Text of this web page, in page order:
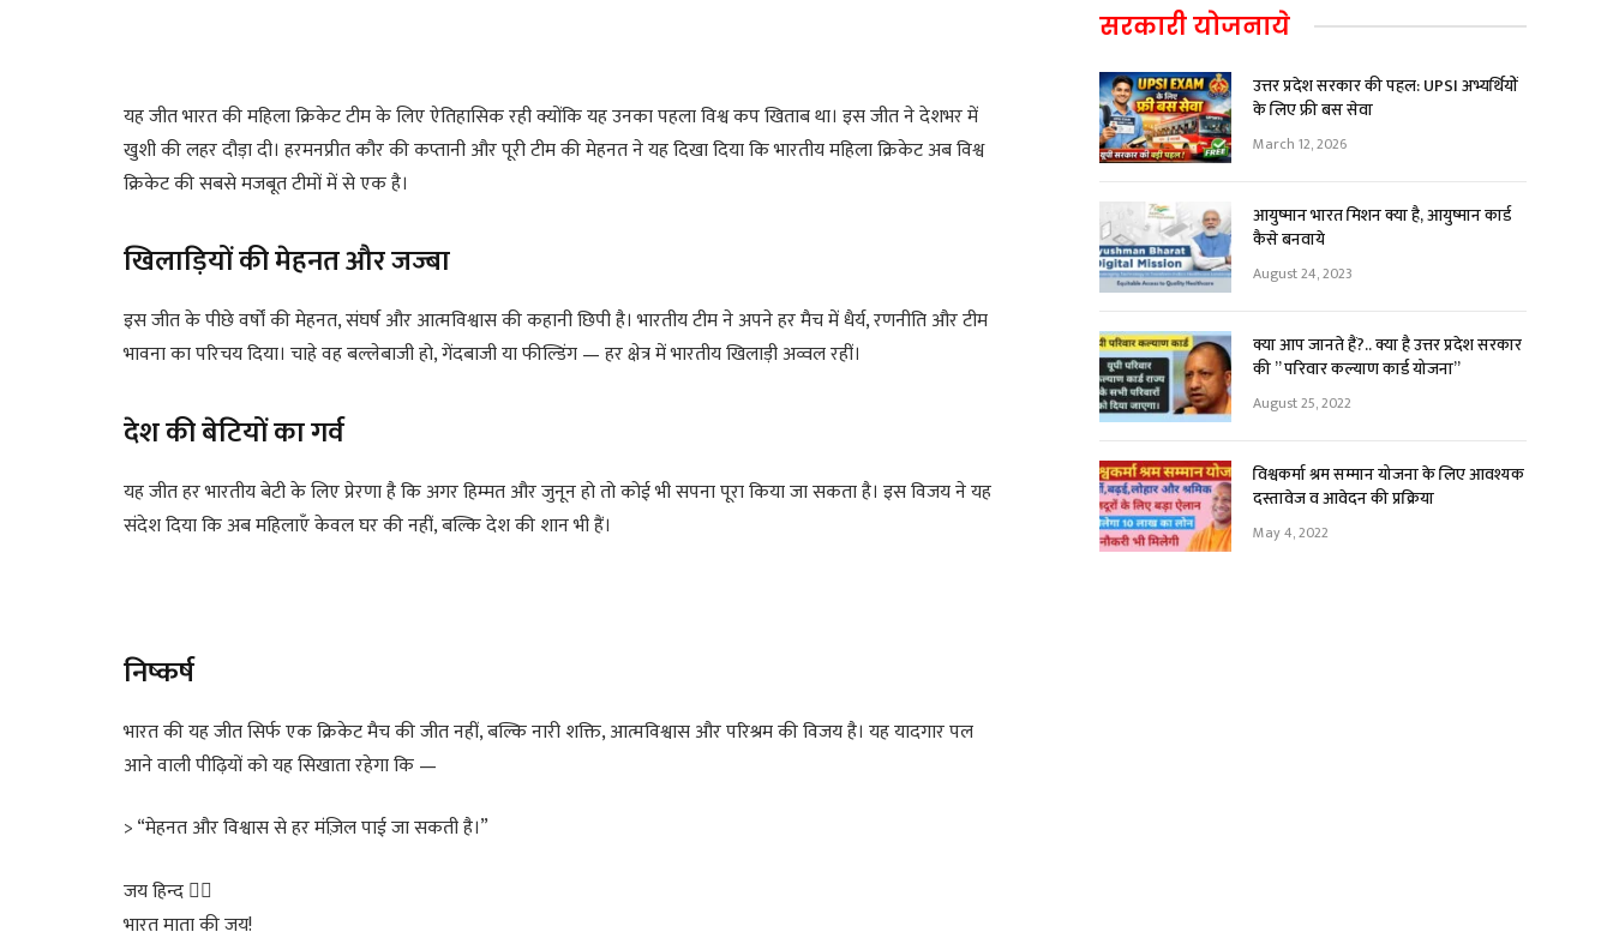
यह जीत भारत की महिला क्रिकेट टीम के लिए ऐतिहासिक रही क्योंकि यह उनका पहला विश्व कप खिताब था। इस जीत ने देशभर में
खुशी की लहर दौड़ा दी। हरमनप्रीत कौर की कप्तानी और पूरी टीम की मेहनत ने यह दिखा दिया कि भारतीय महिला क्रिकेट अब विश्व
क्रिकेट की सबसे मजबूत टीमों में से एक है।
खिलाड़ियों की मेहनत और जज्बा
इस जीत के पीछे वर्षों की मेहनत, संघर्ष और आत्मविश्वास की कहानी छिपी है। भारतीय टीम ने अपने हर मैच में धैर्य, रणनीति और टीम
भावना का परिचय दिया। चाहे वह बल्लेबाजी हो, गेंदबाजी या फील्डिंग — हर क्षेत्र में भारतीय खिलाड़ी अव्वल रहीं।
देश की बेटियों का गर्व
यह जीत हर भारतीय बेटी के लिए प्रेरणा है कि अगर हिम्मत और जुनून हो तो कोई भी सपना पूरा किया जा सकता है। इस विजय ने यह
संदेश दिया कि अब महिलाएँ केवल घर की नहीं, बल्कि देश की शान भी हैं।
निष्कर्ष
भारत की यह जीत सिर्फ एक क्रिकेट मैच की जीत नहीं, बल्कि नारी शक्ति, आत्मविश्वास और परिश्रम की विजय है। यह यादगार पल
आने वाली पीढ़ियों को यह सिखाता रहेगा कि —
> “मेहनत और विश्वास से हर मंज़िल पाई जा सकती है।”
जय हिन्द 
भारत माता की जय!
सरकारी योजनाये
उत्तर प्रदेश सरकार की पहल: UPSI अभ्यर्थियों
के लिए फ्री बस सेवा
March 12, 2026
आयुष्मान भारत मिशन क्या है, आयुष्मान कार्ड
कैसे बनवाये
August 24, 2023
क्या आप जानते हैं?.. क्या है उत्तर प्रदेश सरकार
की ” परिवार कल्याण कार्ड योजना”
August 25, 2022
विश्वकर्मा श्रम सम्मान योजना के लिए आवश्यक
दस्तावेज व आवेदन की प्रक्रिया
May 4, 2022